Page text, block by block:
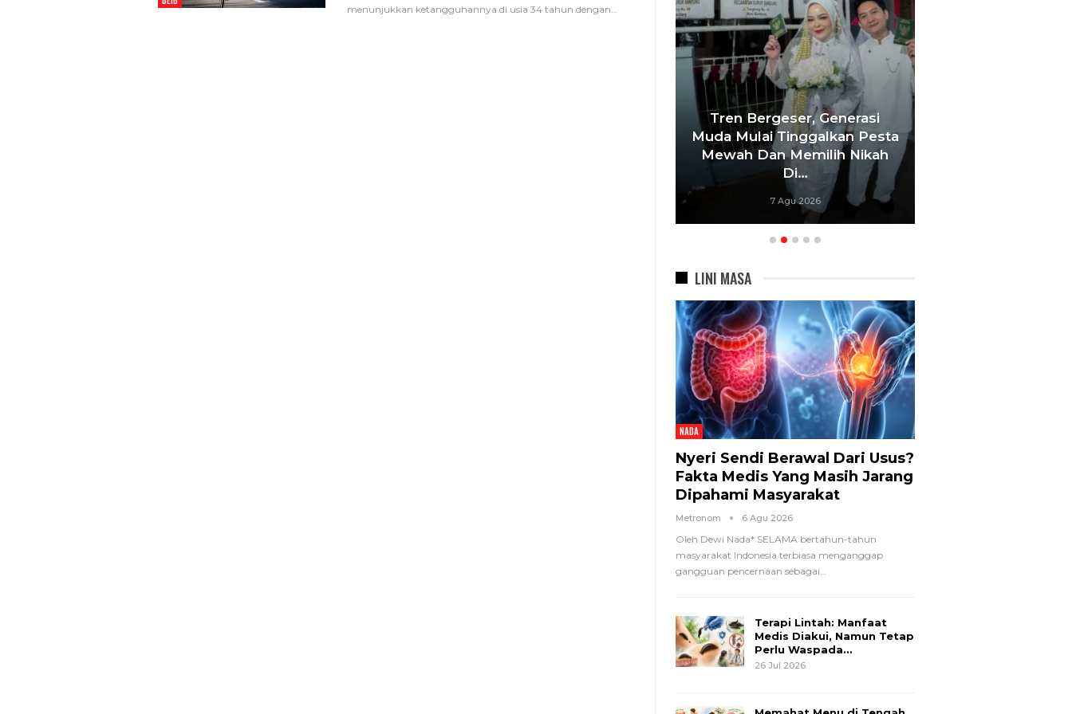
menunjukkan ketangguhannya di usia 34 tahun dengan
Tren Bergeser, Generasi
Muda Mulai Tinggalkan Pesta
Mewah Dan Memilih Nikah
Di…
7 Agu 2026
LINI MASA
NADA
Nyeri Sendi Berawal Dari Usus?
Fakta Medis Yang Masih Jarang
Dipahami Masyarakat
Metronom 6 Agu 2026
Oleh Dewi Nada* SELAMA bertahun-tahun
masyarakat Indonesia terbiasa menganggap
gangguan pencernaan sebagai…
Terapi Lintah: Manfaat
Medis Diakui, Namun Tetap
Perlu Waspada…
26 Jul 2026